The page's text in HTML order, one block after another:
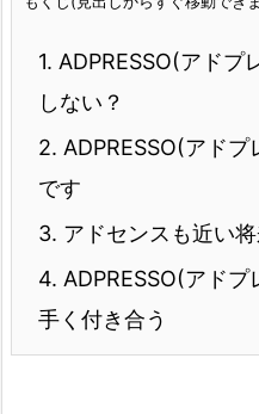
1. ADPRESSO(アドプ
しない？
2. ADPRESSO(アド
です
3. アドセンスも近い
4. ADPRESSO(アド
手く付き合う